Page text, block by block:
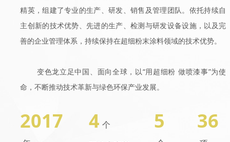
精英，组建了专业的生产、研发、销售及管理团队。依托持续自
主创新的技术优势、先进的生产、检测与研发设备设施，以及完
善的企业管理体系，持续保持在超细粉末涂料领域的技术优势。
变色龙立足中国、面向全球，以“用超细粉 做喷漆事”为使
命，不断推动技术革新与绿色环保产业发展。
2017 4 个
5 36